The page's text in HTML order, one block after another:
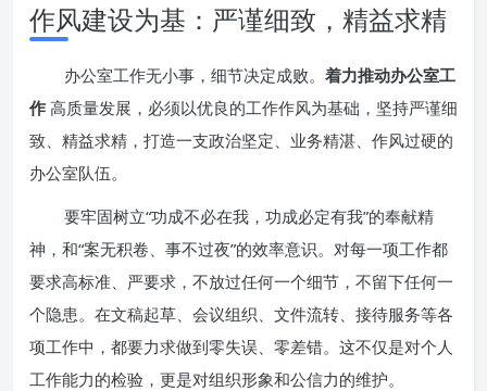
作风建设为基：严谨细致，精益求精
办公室工作无小事，细节决定成败。 着力推动办公室工
作 高质量发展，必须以优良的工作作风为基础，坚持严谨细
致、精益求精，打造一支政治坚定、业务精湛、作风过硬的
办公室队伍。
要牢固树立“功成不必在我，功成必定有我”的奉献精
神，和“案无积卷、事不过夜”的效率意识。对每一项工作都
要求高标准、严要求，不放过任何一个细节，不留下任何一
个隐患。在文稿起草、会议组织、文件流转、接待服务等各
项工作中，都要力求做到零失误、零差错。这不仅是对个人
工作能力的检验，更是对组织形象和公信力的维护。